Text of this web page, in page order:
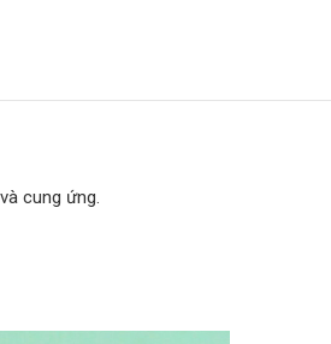
cung ứng.